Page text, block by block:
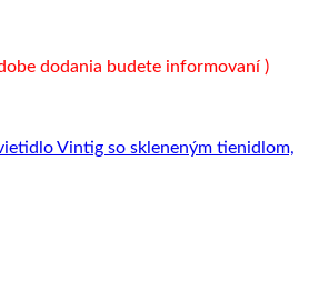
dodania budete informovaní )